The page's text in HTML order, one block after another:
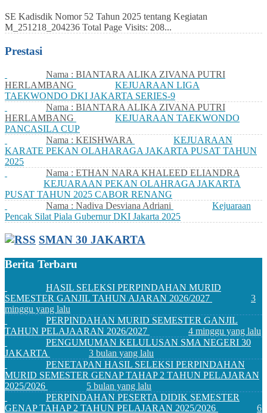
SE Kadisdik Nomor 52 Tahun 2025 tentang Kegiatan
M_251218_204236 Total Page Visits: 208...
Prestasi
Nama : BIANTARA ALIKA ZIVANA PUTRI
HERLAMBANG
KEJUARAAN LIGA
TAEKWONDO DKI JAKARTA SERIES-9
Nama : BIANTARA ALIKA ZIVANA PUTRI
HERLAMBANG
KEJUARAAN TAEKWONDO
PANCASILA CUP
Nama : KEISHWARA
KEJUARAAN
KARATE PEKAN OLAHARAGA JAKARTA PUSAT TAHUN
2025
Nama : ETHAN NARA KHALEED ELIANDRA
KEJUARAAN PEKAN OLAHRAGA JAKARTA
PUSAT TAHUN 2025 CABOR RENANG
Nama : Nadiva Desviana Adriani
Kejuaraan
Pencak Silat Piala Gubernur DKI Jakarta 2025
SMAN 30 JAKARTA
Berita Terbaru
HASIL SELEKSI PERPINDAHAN MURID
SEMESTER GANJIL TAHUN AJARAN 2026/2027
3
minggu yang lalu
PERPINDAHAN MURID SEMESTER GANJIL
TAHUN PELAJAARAN 2026/2027
4 minggu yang lalu
PENGUMUMAN KELULUSAN SMA NEGERI 30
JAKARTA
3 bulan yang lalu
PENETAPAN HASIL SELEKSI PERPINDAHAN
MURID SEMESTER GENAP TAHAP 2 TAHUN PELAJARAN
2025/2026
5 bulan yang lalu
PERPINDAHAN PESERTA DIDIK SEMESTER
GENAP TAHAP 2 TAHUN PELAJARAN 2025/2026
6